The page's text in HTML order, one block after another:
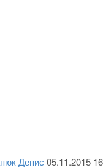
Денис 05.11.2015